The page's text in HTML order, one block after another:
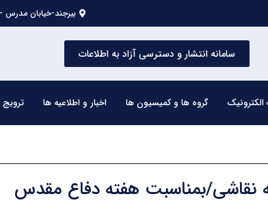
بیرجند-خیابان مدرس -
سامانه انتشار و دسترسی آزاد به اطلاعات
گروه ها و کمیسیون ها اخبار و اطلاعیه ها
نقاشی/بمناسبت هفته دفاع مقدس